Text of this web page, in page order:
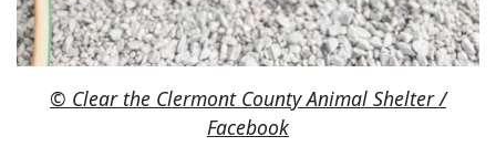
© Clear the Clermont County Animal Shelter /
Facebook